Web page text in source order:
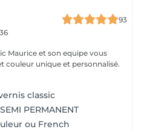
93
couleur unique et personnalisé.
classic
PERMANENT
ou French